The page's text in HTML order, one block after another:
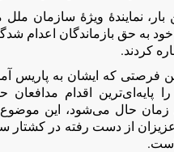
نمایندۀ ویژۀ سازمان
به حق بازماندگان اعدام
کردند.
فرصتی که ایشان به پاریس
پایه‌ای‌ترین اقدام
زمان حال می‌شود، این